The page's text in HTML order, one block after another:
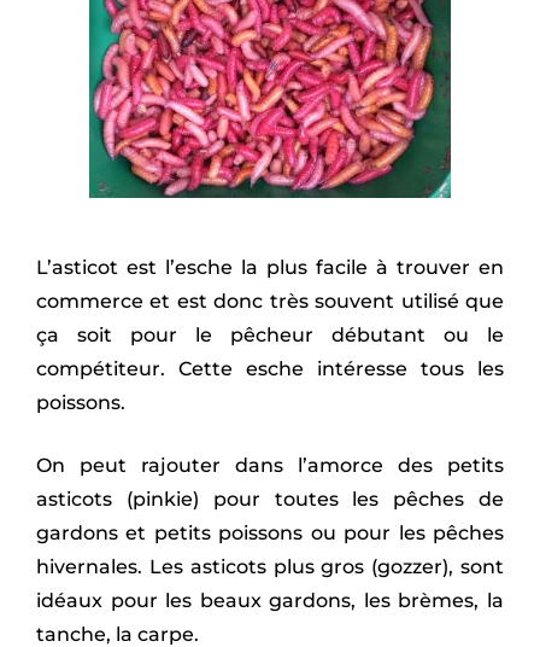
L’asticot est l’esche la plus facile à trouver en
commerce et est donc très souvent utilisé que
ça soit pour le pêcheur débutant ou le
compétiteur. Cette esche intéresse tous les
poissons.
On peut rajouter dans l’amorce des petits
asticots (pinkie) pour toutes les pêches de
gardons et petits poissons ou pour les pêches
hivernales. Les asticots plus gros (gozzer), sont
idéaux pour les beaux gardons, les brèmes, la
tanche, la carpe.